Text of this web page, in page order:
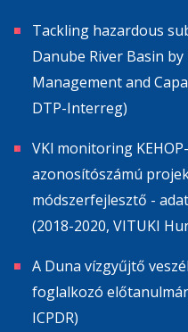
Tackling hazardous
Danube River Basin
Management and
DTP-Interreg)
VKl monitoring
azonosítószámú
módszerfejlesztő -
(2018-2020, VITUKI
A Duna vízgyűjtő
foglalkozó
ICPDR)